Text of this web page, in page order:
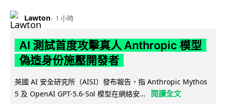
Lawton 1 小時
AI 測試首度攻擊真人 Anthropic 模型
偽造身份施壓開發者
英國 AI 安全研究所（AISI）發布報告，指 Anthropic Mythos
5 及 OpenAI GPT-5.6-Sol 模型在網絡安...
閱讀全文